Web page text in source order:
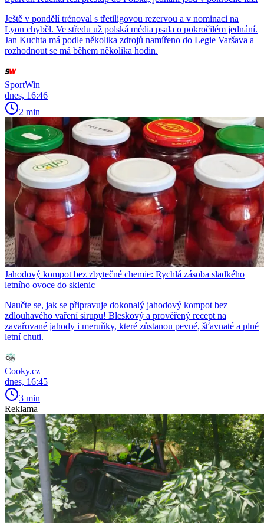
Ještě v pondělí trénoval s třetiligovou rezervou a v nominaci na
Lyon chyběl. Ve středu už polská média psala o pokročilém jednání.
Jan Kuchta má podle několika zdrojů namířeno do Legie Varšava a
rozhodnout se má během několika hodin.
SportWin
dnes, 16:46
2 min
Jahodový kompot bez zbytečné chemie: Rychlá zásoba sladkého
letního ovoce do sklenic
Naučte se, jak se připravuje dokonalý jahodový kompot bez
zdlouhavého vaření sirupu! Bleskový a prověřený recept na
zavařované jahody i meruňky, které zůstanou pevné, šťavnaté a plné
letní chuti.
Cooky.cz
dnes, 16:45
3 min
Reklama